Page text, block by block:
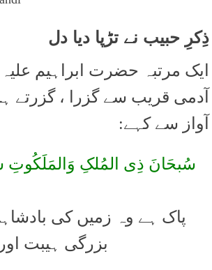
ذِکرِ حبیب نے تڑپا دیا دل
ایک مرتبہ حضرت ابراہیم
آدمی قریب سے گزرا ، گزرتے
آواز سے کہے:
سُبحَانَ ذِی المُلکِ وَالمَلَکُوتِ
پاک ہے وہ زمیں کی
بزرگی ہیبت اور